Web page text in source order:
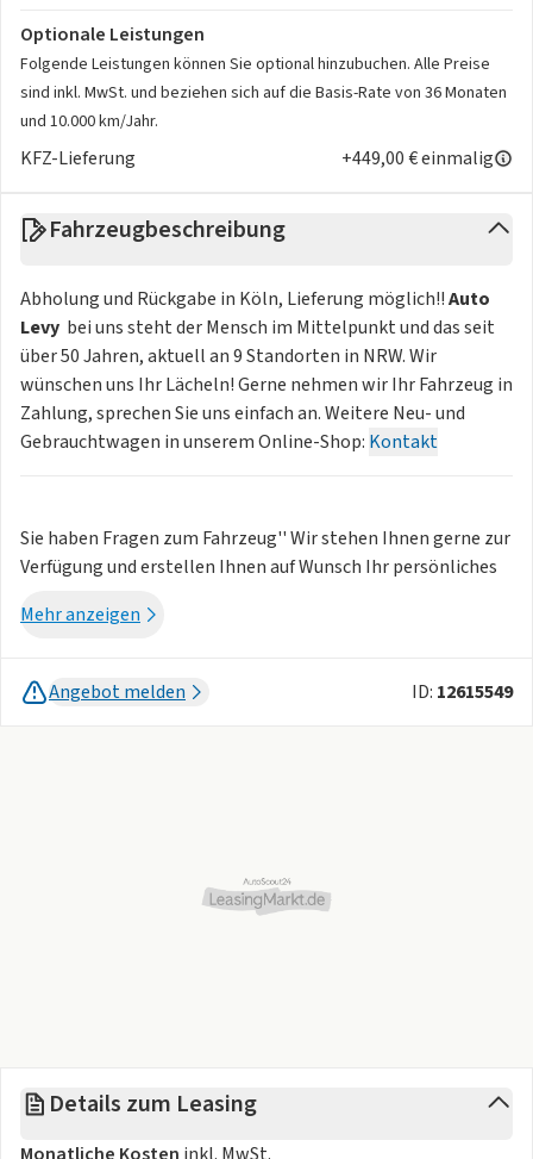
Optionale Leistungen
Folgende Leistungen können Sie optional hinzubuchen. Alle Preise
sind inkl. MwSt. und beziehen sich auf die Basis-Rate von 36 Monaten
und 10.000 km/Jahr.
KFZ-Lieferung +449,00 € einmalig
Fahrzeugbeschreibung
Abholung und Rückgabe in Köln, Lieferung möglich!!Auto
Levy  bei uns steht der Mensch im Mittelpunkt und das seit
über 50 Jahren, aktuell an 9 Standorten in NRW. Wir
wünschen uns Ihr Lächeln! Gerne nehmen wir Ihr Fahrzeug in
Zahlung, sprechen Sie uns einfach an. Weitere Neu- und
Gebrauchtwagen in unserem Online-Shop: Kontakt
Sie haben Fragen zum Fahrzeug'' Wir stehen Ihnen gerne zur
Verfügung und erstellen Ihnen auf Wunsch Ihr persönliches
Neuwagenherstellergarantie und max. 12 Jahre Toyota
Garantiebedingungen unter
und 3 Inspektionen
(4.,5. und 6. Jahresinspektion, Details siehe
Ihr Ansprechpartner für dieses KFZ:
- In diesem Angebot wurde die E-Auto Förderung in Höhe
von 6.000 Euro bereits als Anzahlung einkalkuliert. Sie als
Mehr anzeigen
Angebot melden ID: 12615549
Details zum Leasing
Monatliche Kosten inkl. MwSt.